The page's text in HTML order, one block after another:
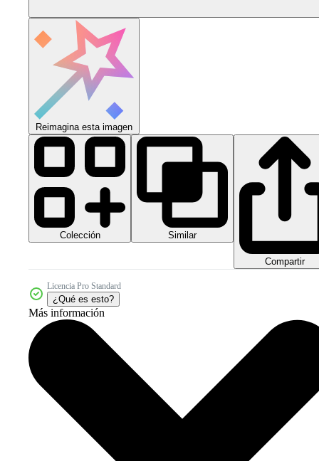
Reimagina esta imagen
Colección Similar
Compartir
Licencia Pro Standard
¿Qué es esto?
Más información